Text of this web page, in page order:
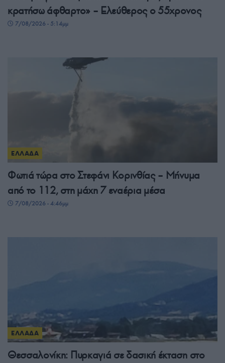
κρατήσω άφθαρτο» – Ελεύθερος ο 55χρονος
7/08/2026 - 5:14μμ
ΕΛΛΑΔΑ
Φωτιά τώρα στο Στεφάνι Κορινθίας – Μήνυμα
από το 112, στη μάχη 7 εναέρια μέσα
7/08/2026 - 4:46μμ
ΕΛΛΑΔΑ
Θεσσαλονίκη: Πυρκαγιά σε δασική έκταση στο